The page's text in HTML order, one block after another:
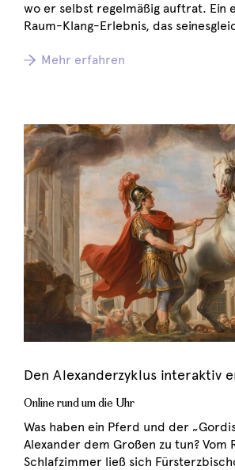
wo er selbst regelmäßig auftrat. Ein
Raum-Klang-Erlebnis, das
Mehr erfahren
Den Alexanderzyklus interaktiv
Online rund um die Uhr
Was haben ein Pferd und der
Alexander dem Großen zu tun? Vom
Schlafzimmer ließ sich